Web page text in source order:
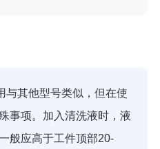
与其他型号类似，但在使
事项。加入清洗液时，液
般应高于工件顶部20-